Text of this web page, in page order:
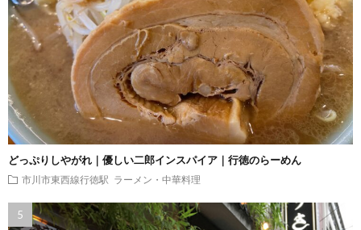
どっぷりしやがれ｜優しい二郎インスパイア｜行徳のらーめん
市川市東西線行徳駅 ラーメン・中華料理